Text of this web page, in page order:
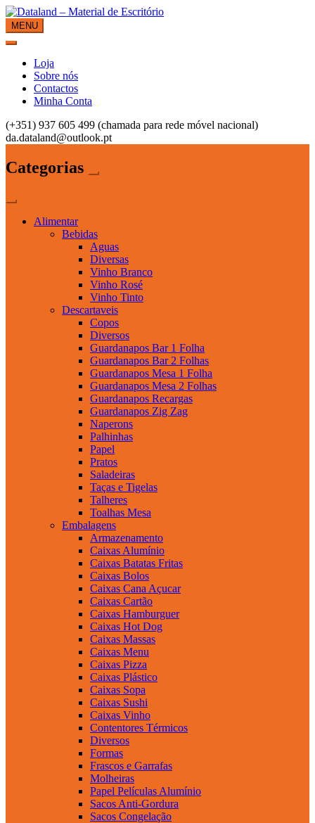
Skip
to
content
Dataland – Material de Escritório
Material de Escritório
MENU
Loja
Sobre nós
Contactos
Minha Conta
(+351) 937 605 499 (chamada para rede móvel nacional)
da.dataland@outlook.pt
Categorias
Alimentar
Bebidas
Aguas
Diversas
Vinho Branco
Vinho Rosé
Vinho Tinto
Descartaveis
Copos
Diversos
Guardanapos Bar 1 Folha
Guardanapos Bar 2 Folhas
Guardanapos Mesa 1 Folha
Guardanapos Mesa 2 Folhas
Guardanapos Recargas
Guardanapos Zig Zag
Naperons
Palhinhas
Papel
Pratos
Saladeiras
Taças e Tigelas
Talheres
Toalhas Mesa
Embalagens
Armazenamento
Caixas Alumínio
Caixas Batatas Fritas
Caixas Bolos
Caixas Cana Açucar
Caixas Cartão
Caixas Hamburguer
Caixas Hot Dog
Caixas Massas
Caixas Menu
Caixas Pizza
Caixas Plástico
Caixas Sopa
Caixas Sushi
Caixas Vinho
Contentores Térmicos
Diversos
Formas
Frascos e Garrafas
Molheiras
Papel Películas Alumínio
Sacos Anti-Gordura
Sacos Congelação